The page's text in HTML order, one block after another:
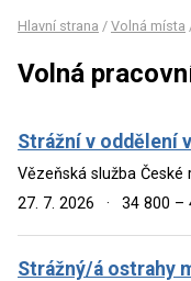
Hlavní strana / Volná místa
Volná
Strážní v oddělení
Vězeňská služba České
27. 7. 2026
· 34 800 –
Strážný/á ostrahy